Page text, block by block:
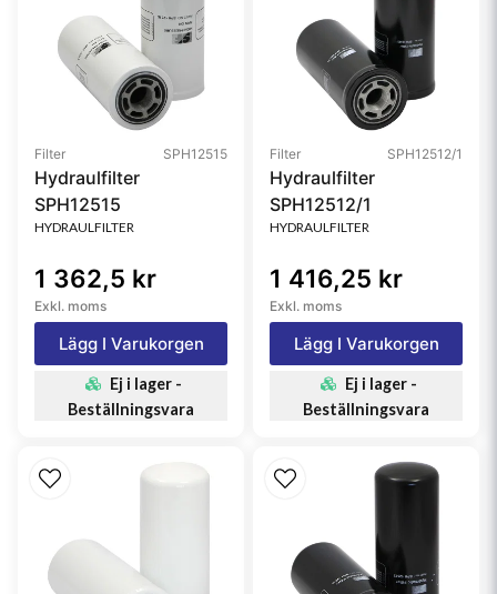
Filter SPH12515
Hydraulfilter
SPH12515
HYDRAULFILTER
1 362,5 kr
Exkl. moms
Lägg I Varukorgen
Ej i lager -
Beställningsvara
Filter SPH12512/1
Hydraulfilter
SPH12512/1
HYDRAULFILTER
1 416,25 kr
Exkl. moms
Lägg I Varukorgen
Ej i lager -
Beställningsvara